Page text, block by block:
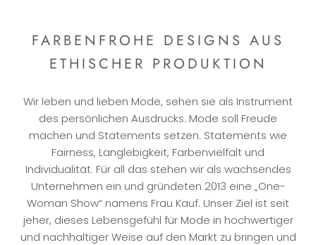
FARBENFROHE DESIGNS AUS
ETHISCHER PRODUKTION
Wir leben und lieben Mode, sehen sie als Instrument
des persönlichen Ausdrucks. Mode soll Freude
machen und Statements setzen. Statements wie
Fairness, Langlebigkeit, Farbenvielfalt und
Individualität. Für all das stehen wir als wachsendes
Unternehmen ein und gründeten 2013 eine „One-
Woman Show“ namens Frau Kauf. Unser Ziel ist seit
jeher, dieses Lebensgefühl für Mode in hochwertiger
und nachhaltiger Weise auf den Markt zu bringen und